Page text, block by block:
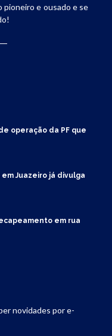
pioneiro e ousado e se
operação da PF que
Juazeiro já divulga
em rua
novidades por e-